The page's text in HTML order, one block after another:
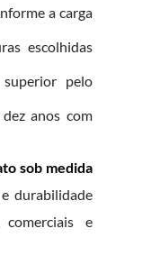
a carga
pelo
anos com
sob medida
durabilidade
e